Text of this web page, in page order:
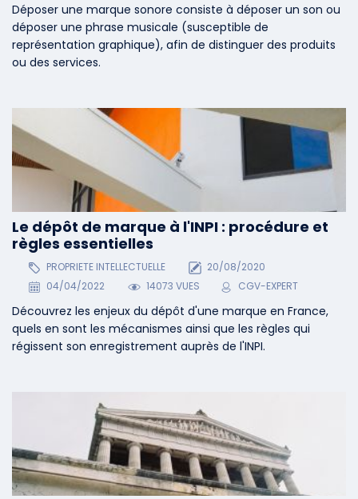
Le dépôt de marque à l'INPI : procédure et
règles essentielles
PROPRIETE INTELLECTUELLE
20/08/2020
04/04/2022
14073 VUES CGV-EXPERT
Découvrez les enjeux du dépôt d'une marque en France,
quels en sont les mécanismes ainsi que les règles qui
régissent son enregistrement auprès de l'INPI.
Déposer une marque sonore consiste à déposer un son ou
déposer une phrase musicale (susceptible de
représentation graphique), afin de distinguer des produits
ou des services.